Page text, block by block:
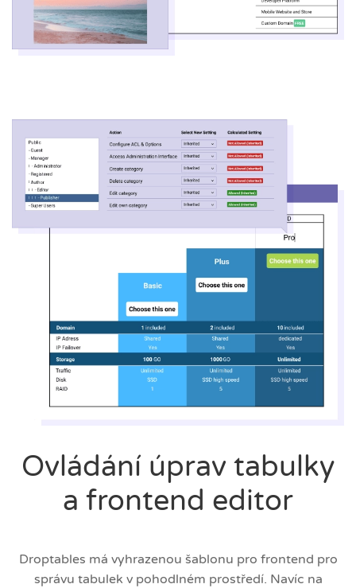
Ovládání úprav tabulky
a frontend editor
Droptables má vyhrazenou šablonu pro frontend pro
správu tabulek v pohodlném prostředí. Navíc na